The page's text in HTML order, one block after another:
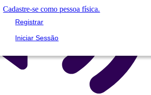
Cadastre-se como pessoa física.
Registrar
Iniciar Sessão